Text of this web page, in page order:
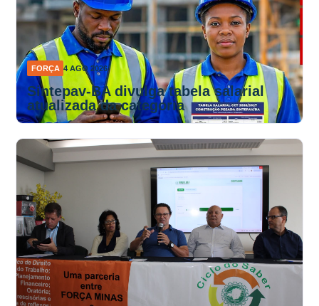
FORÇA 4 AGO 2026
Sintepav-BA divulga tabela salarial
atualizada da categoria